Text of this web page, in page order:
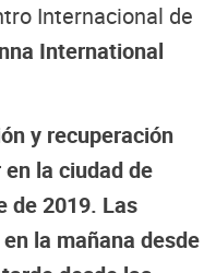
Internacional de
International
y recuperación
la ciudad de
de 2019. Las
la mañana desde